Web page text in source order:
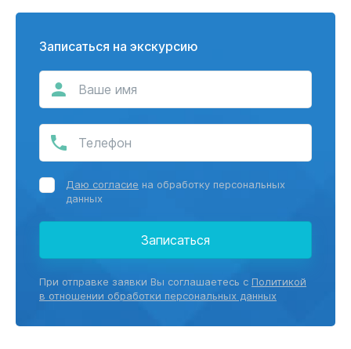
Записаться на экскурсию
Даю согласие на обработку персональных
данных
Записаться
При отправке заявки Вы соглашаетесь с Политикой
в отношении обработки персональных данных